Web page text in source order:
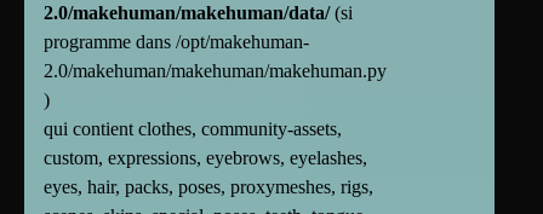
2.0/makehuman/makehuman/data/(si
programme dans /opt/makehuman-
2.0/makehuman/makehuman/makehuman.py
)
qui contient clothes, community-assets,
custom, expressions, eyebrows, eyelashes,
eyes, hair, packs, poses, proxymeshes, rigs,